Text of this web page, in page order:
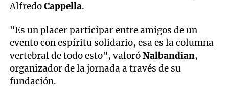
AlfredoCappella.
"Es un placer participar entre amigos de un
evento con espíritu solidario, esa es la columna
vertebral de todo esto", valoróNalbandian,
organizador de la jornada a través de su
fundación.